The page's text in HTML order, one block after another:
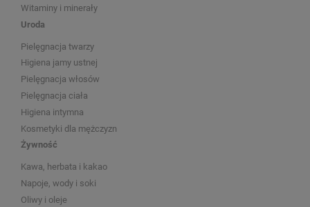
Witaminy i minerały
Uroda
Pielęgnacja twarzy
Higiena jamy ustnej
Pielęgnacja włosów
Pielęgnacja ciała
Higiena intymna
Kosmetyki dla mężczyzn
Żywność
Kawa, herbata i kakao
Napoje, wody i soki
Oliwy i oleje